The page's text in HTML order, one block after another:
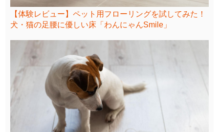
【体験レビュー】ペット用フローリングを試してみた！
犬・猫の足腰に優しい床「わんにゃんSmile」